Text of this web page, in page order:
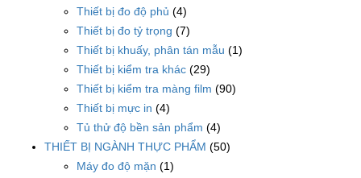
Thiết bị đo độ phủ (4)
Thiết bị đo tỷ trọng (7)
Thiết bị khuấy, phân tán mẫu (1)
Thiết bị kiểm tra khác (29)
Thiết bị kiểm tra màng film (90)
Thiết bị mực in (4)
Tủ thử độ bền sản phẩm (4)
THIẾT BỊ NGÀNH THỰC PHẨM (50)
Máy đo độ mặn (1)